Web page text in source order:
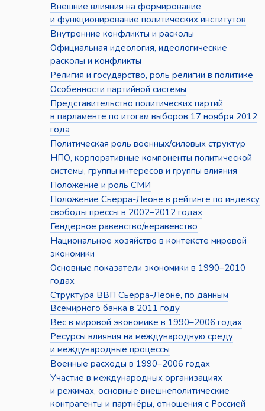
Внешние влияния на формирование
и функционирование политических институтов
Внутренние конфликты и расколы
Официальная идеология, идеологические
расколы и конфликты
Религия и государство, роль религии в политике
Особенности партийной системы
Представительство политических партий
в парламенте по итогам выборов 17 ноября 2012
года
Политическая роль военных/силовых структур
НПО, корпоративные компоненты политической
системы, группы интересов и группы влияния
Положение и роль СМИ
Положение Сьерра-Леоне в рейтинге по индексу
свободы прессы в 2002–2012 годах
Гендерное равенство/неравенство
Национальное хозяйство в контексте мировой
экономики
Основные показатели экономики в 1990–2010
годах
Структура ВВП Сьерра-Леоне, по данным
Всемирного банка в 2011 году
Вес в мировой экономике в 1990–2006 годах
Ресурсы влияния на международную среду
и международные процессы
Военные расходы в 1990–2006 годах
Участие в международных организациях
и режимах, основные внешнеполитические
контрагенты и партнёры, отношения с Россией